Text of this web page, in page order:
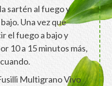
sartén al fuego y
Una vez que
el fuego a bajo y
10 a 15 minutos más,
Multigrano Vivo